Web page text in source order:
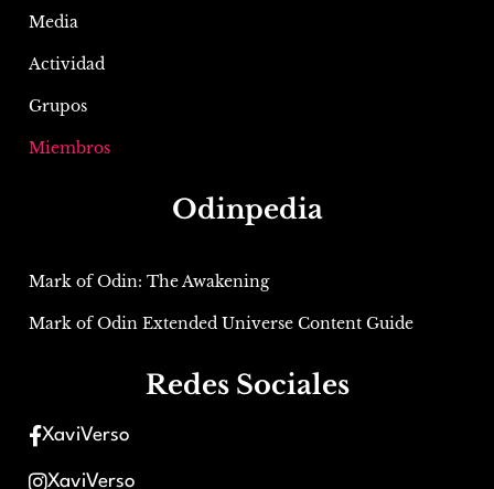
Media
Actividad
Grupos
Miembros
Odinpedia
Mark of Odin: The Awakening
Mark of Odin Extended Universe Content Guide
Redes Sociales
XaviVerso
XaviVerso